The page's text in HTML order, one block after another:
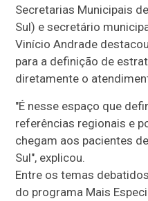
Secretarias Municipais
Sul) e secretário
Vinício Andrade
para a definição de
diretamente o
"É nesse espaço que
referências regionais e
chegam aos pacientes
Sul", explicou.
Entre os temas
do programa Mais